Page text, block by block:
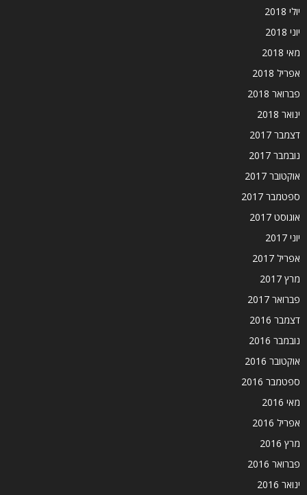
יולי 2018
יוני 2018
מאי 2018
אפריל 2018
פברואר 2018
ינואר 2018
דצמבר 2017
נובמבר 2017
אוקטובר 2017
ספטמבר 2017
אוגוסט 2017
יוני 2017
אפריל 2017
מרץ 2017
פברואר 2017
דצמבר 2016
נובמבר 2016
אוקטובר 2016
ספטמבר 2016
מאי 2016
אפריל 2016
מרץ 2016
פברואר 2016
ינואר 2016